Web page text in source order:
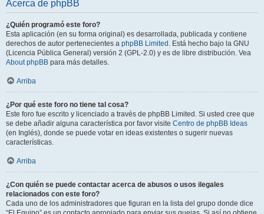
Acerca de phpBB
¿Quién programó este foro?
Esta aplicación (en su forma original) es desarrollada, publicada y contiene
derechos de autor pertenecientes a phpBB Limited . Está hecho bajo la GNU
(Licencia Pública General) versión 2 (GPL-2.0) y es de libre distribución. Vea
About phpBB para más detalles.
Arriba
¿Por qué este foro no tiene tal cosa?
Este foro fue escrito y licenciado a través de phpBB Limited. Si usted cree que
se debe añadir alguna característica por favor visite Centro de phpBB Ideas
(en Inglés), donde se puede votar en ideas existentes o sugerir nuevas
características.
Arriba
¿Con quién se puede contactar acerca de abusos o usos ilegales
relacionados con este foro?
Cada uno de los administradores que figuran en la lista del grupo donde dice